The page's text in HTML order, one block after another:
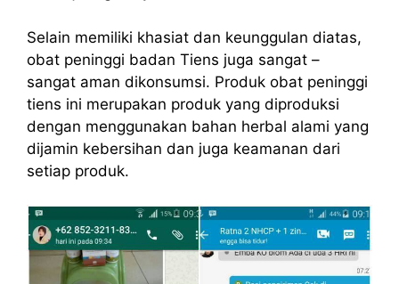
Selain memiliki khasiat dan keunggulan diatas,
obat peninggi badan Tiens juga sangat –
sangat aman dikonsumsi. Produk obat peninggi
tiens ini merupakan produk yang diproduksi
dengan menggunakan bahan herbal alami yang
dijamin kebersihan dan juga keamanan dari
setiap produk.